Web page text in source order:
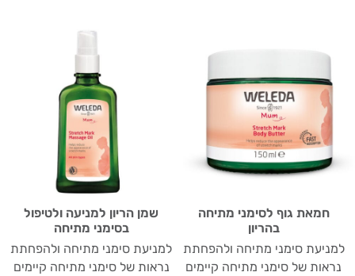
חמאת גוף לסימני מתיחה
בהריון
למניעת סימני מתיחה ולהפחתת
נראות של סימני מתיחה קיימים
שמן הריון למניעה ולטיפול
בסימני מתיחה
למניעת סימני מתיחה ולהפחתת
נראות של סימני מתיחה קיימים